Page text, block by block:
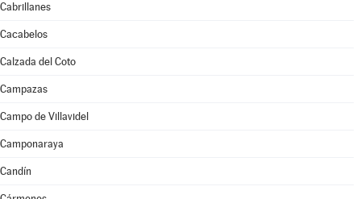
Cabrillanes
Cacabelos
Calzada del Coto
Campazas
Campo de Villavidel
Camponaraya
Candín